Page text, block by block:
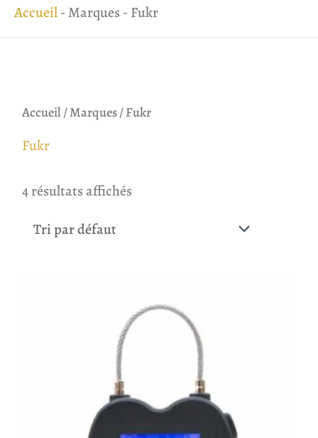
Accueil- Marques- Fukr
Accueil/ Marques / Fukr
Fukr
4 résultats affichés